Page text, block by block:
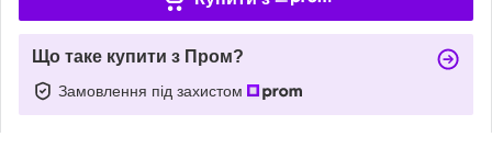
Що таке купити з Пром?
Замовлення під захистом